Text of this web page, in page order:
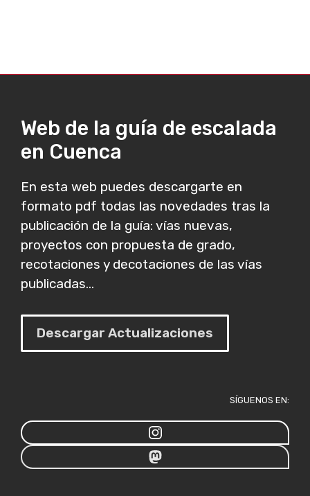
Web de la guía de escalada
en Cuenca
En esta web puedes descargarte en
formato pdf todas las novedades tras la
publicación de la guía: vías nuevas,
proyectos con propuesta de grado,
recotaciones y decotaciones de las vías
publicadas...
Descargar Actualizaciones
SÍGUENOS EN: